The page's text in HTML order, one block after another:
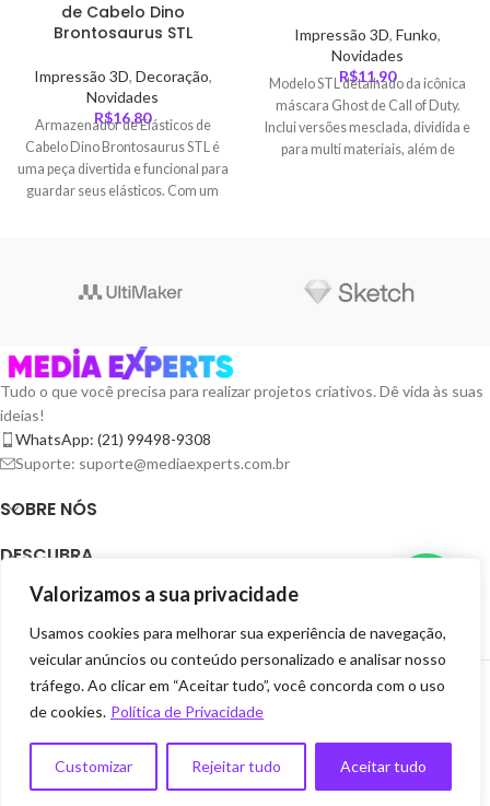
Valorizamos a sua privacidade
Usamos cookies para melhorar sua experiência de navegação,
veicular anúncios ou conteúdo personalizado e analisar nosso
tráfego. Ao clicar em “Aceitar tudo”, você concorda com o uso
de cookies. Política de Privacidade
Customizar Rejeitar tudo Aceitar tudo
de Cabelo Dino
Brontosaurus STL
Impressão 3D, Decoração,
Novidades
R$16,80
Armazenador de Elásticos de
Cabelo Dino Brontosaurus STL é
uma peça divertida e funcional para
guardar seus elásticos. Com um
Impressão 3D, Funko,
Novidades
R$11,90
Modelo STL detalhado da icônica
máscara Ghost de Call of Duty.
Inclui versões mesclada, dividida e
para multi materiais, além de
Tudo o que você precisa para realizar projetos criativos. Dê vida às suas
ideias!
WhatsApp: (21) 99498-9308
Suporte: suporte@mediaexperts.com.br
SOBRE NÓS
DESCUBRA
TERMOS E LICENÇAS
RECURSOS
EXPERTS VOCÊ TAMBÉM.
0